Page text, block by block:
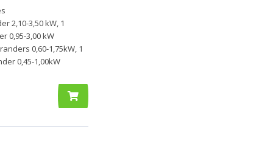
2,10-3,50 kW, 1
0,95-3,00 kW
0,60-1,75kW, 1
0,45-1,00kW